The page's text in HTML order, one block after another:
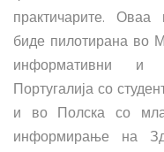
практичарите. Оваа
биде пилотирана во
информативни и
Португалија со
и во Полска со
информирање на